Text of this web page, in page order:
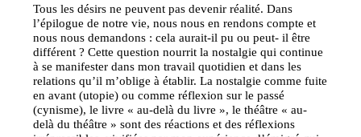
Tous les désirs ne peuvent pas devenir réalité. Dans
l’épilogue de notre vie, nous nous en rendons compte et
nous nous demandons : cela aurait-il pu ou peut- il être
différent ? Cette question nourrit la nostalgie qui continue
à se manifester dans mon travail quotidien et dans les
relations qu’il m’oblige à établir. La nostalgie comme fuite
en avant (utopie) ou comme réflexion sur le passé
(cynisme), le livre « au-delà du livre », le théâtre « au-
delà du théâtre » sont des réactions et des réflexions